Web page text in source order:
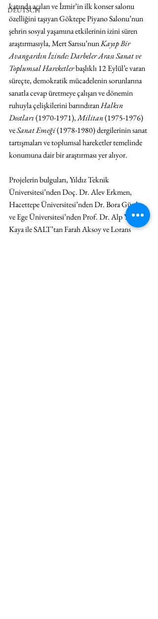
DEUTSCH
katında açılan ve İzmir’in ilk konser salonu
özelliğini taşıyan Göktepe Piyano Salonu’nun
şehrin sosyal yaşamına etkilerinin izini süren
araştırmasıyla, Mert Sarısu’nun Kayıp Bir
Avangardın İzinde: Darbeler Arası Sanat ve
Toplumsal Hareketler başlıklı 12 Eylül’e varan
süreçte, demokratik mücadelenin sorunlarına
sanatla cevap üretmeye çalışan ve dönemin
ruhuyla çelişkilerini barındıran Halkın
Dostları (1970-1971), Militan (1975-1976)
ve Sanat Emeği (1978-1980) dergilerinin sanat
tartışmaları ve toplumsal hareketler temelinde
konumuna dair bir araştırması yer alıyor.
Projelerin bulguları, Yıldız Teknik
Üniversitesi’nden Doç. Dr. Alev Erkmen,
Hacettepe Üniversitesi’nden Dr. Bora Gürdaş
ve Ege Üniversitesi’nden Prof. Dr. Alp Yücel
Kaya ile SALT’tan Farah Aksoy ve Lorans